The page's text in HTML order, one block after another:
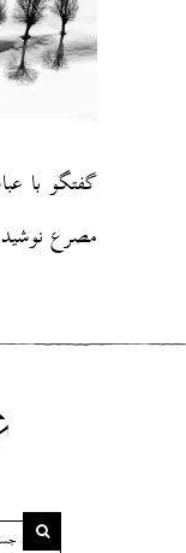
گفتگو با
مصرع نوشید